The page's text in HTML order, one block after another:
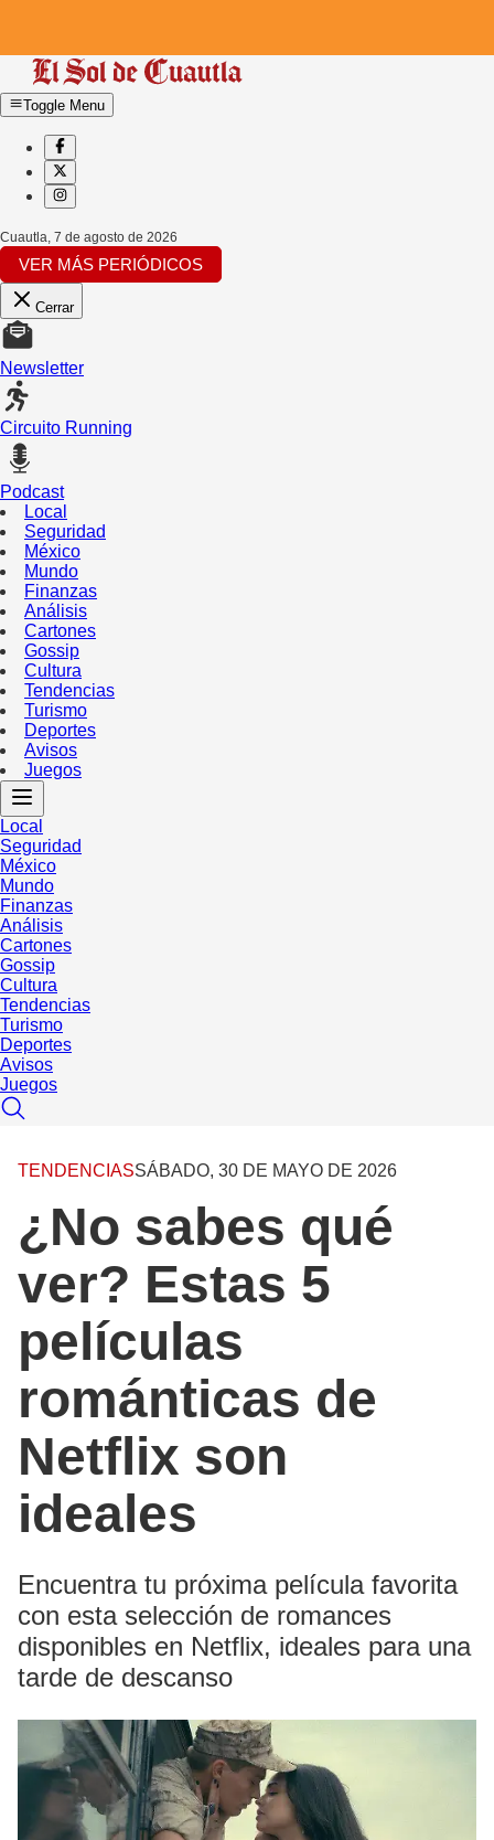
Toggle Menu
Cuautla, 7 de agosto de 2026
VER MÁS PERIÓDICOS
Cerrar
Newsletter
Circuito Running
Podcast
Local
Seguridad
México
Mundo
Finanzas
Análisis
Cartones
Gossip
Cultura
Tendencias
Turismo
Deportes
Avisos
Juegos
Local
Seguridad
México
Mundo
Finanzas
Análisis
Cartones
Gossip
Cultura
Tendencias
Turismo
Deportes
Avisos
Juegos
TENDENCIASSÁBADO, 30 DE MAYO DE 2026
¿No sabes qué
ver? Estas 5
películas
románticas de
Netflix son
ideales
Encuentra tu próxima película favorita
con esta selección de romances
disponibles en Netflix, ideales para una
tarde de descanso